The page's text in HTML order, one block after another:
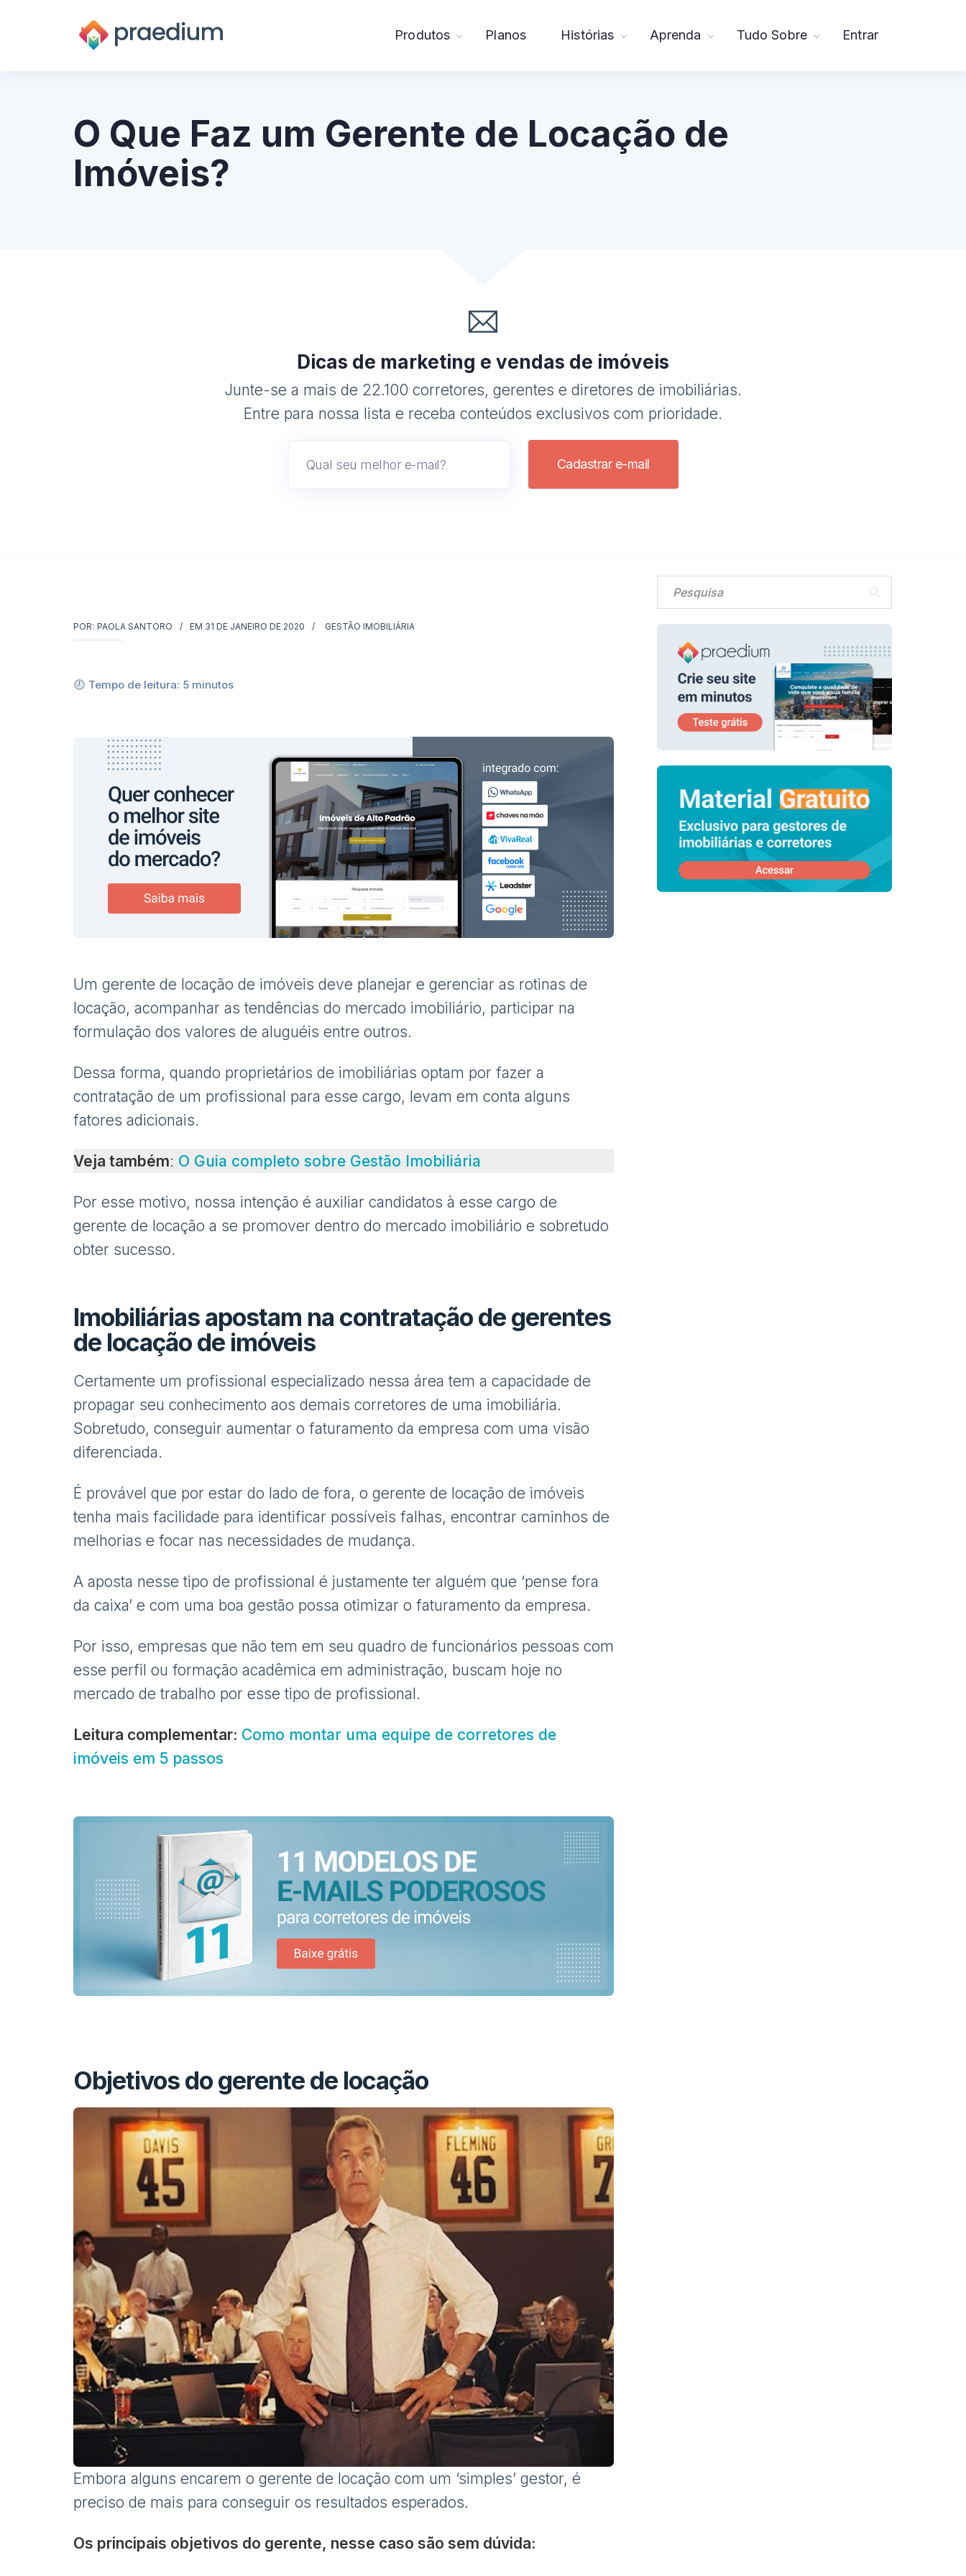
Produtos Planos Histórias Aprenda Tudo Sobre Entrar
O Que Faz um Gerente de Locação de
Imóveis?
Dicas de marketing e vendas de imóveis
Junte-se a mais de 22.100 corretores, gerentes e diretores de imobiliárias.
Entre para nossa lista e receba conteúdos exclusivos com prioridade.
Cadastrar e-mail
POR: PAOLA SANTORO EM 31 DE JANEIRO DE 2020 GESTÃO IMOBILIÁRIA
Tempo de leitura: 5 minutos
Um gerente de locação de imóveis deve planejar e gerenciar as rotinas de
locação, acompanhar as tendências do mercado imobiliário, participar na
formulação dos valores de aluguéis entre outros.
Dessa forma, quando proprietários de imobiliárias optam por fazer a
contratação de um profissional para esse cargo, levam em conta alguns
fatores adicionais.
Veja também: O Guia completo sobre Gestão Imobiliária
Por esse motivo, nossa intenção é auxiliar candidatos à esse cargo de
gerente de locação a se promover dentro do mercado imobiliário e sobretudo
obter sucesso.
Imobiliárias apostam na contratação de gerentes
de locação de imóveis
Certamente um profissional especializado nessa área tem a capacidade de
propagar seu conhecimento aos demais corretores de uma imobiliária.
Sobretudo, conseguir aumentar o faturamento da empresa com uma visão
diferenciada.
É provável que por estar do lado de fora, o gerente de locação de imóveis
tenha mais facilidade para identificar possíveis falhas, encontrar caminhos de
melhorias e focar nas necessidades de mudança.
A aposta nesse tipo de profissional é justamente ter alguém que ‘pense fora
da caixa’ e com uma boa gestão possa otimizar o faturamento da empresa.
Por isso, empresas que não tem em seu quadro de funcionários pessoas com
esse perfil ou formação acadêmica em administração, buscam hoje no
mercado de trabalho por esse tipo de profissional.
Leitura complementar: Como montar uma equipe de corretores de
imóveis em 5 passos
Objetivos do gerente de locação
Embora alguns encarem o gerente de locação com um ‘simples’ gestor, é
preciso de mais para conseguir os resultados esperados.
Os principais objetivos do gerente, nesse caso são sem dúvida: